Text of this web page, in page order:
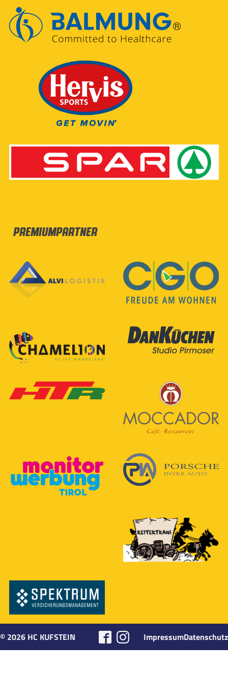
Premiumpartner
© 2026 HC KUFSTEIN ImpressumDatenschutz